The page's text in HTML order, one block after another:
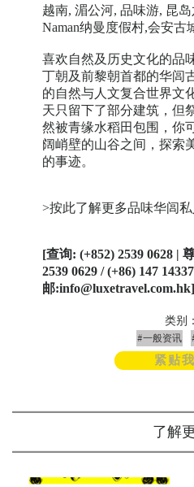
越南, 湄公河, 品味游, 昆
Naman纳曼度假村,会安古
喜欢自然及历史文化的品
丁朝及前黎朝首都的华闾
的自然与人文复合世界文
天只留下了部分建筑，但
然被青缘水稻田包围，你
阔峭壁的山谷之间，探索
的事迹。
>按此了解更多品味华闾私
[查询: (+852) 2539 0628 |
2539 0629 / (+86) 147
邮:info@luxetravel.com.hk]
类别：
#一般资讯
紧贴
了解